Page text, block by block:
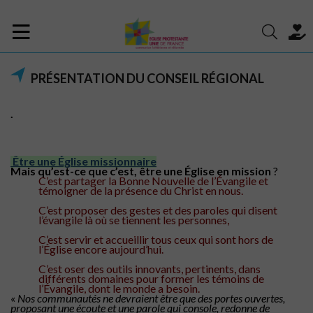
PRÉSENTATION DU CONSEIL RÉGIONAL
.
Être une Église missionnaire
Mais qu’est-ce que c’est, être une Église en mission ?
C’est partager la Bonne Nouvelle de l’Évangile et
témoigner de la présence du Christ en nous.
C’est proposer des gestes et des paroles qui disent
l’évangile là où se tiennent les personnes,
C’est servir et accueillir tous ceux qui sont hors de
l’Église encore aujourd’hui.
C’est oser des outils innovants, pertinents, dans
différents domaines pour former les témoins de
l’Évangile, dont le monde a besoin.
« Nos communautés ne devraient être que des portes ouvertes,
proposant une écoute et une parole qui console, redonne de